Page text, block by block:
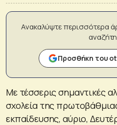
Ανακαλύψτε περισσότερα
Προσθήκη του
Με τέσσερις σημαντικές
σχολεία της
εκπαίδευσης, αύριο,